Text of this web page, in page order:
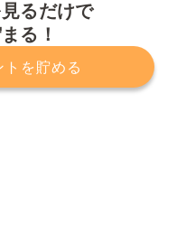
るだけで
る！
を貯める
約
運営会社